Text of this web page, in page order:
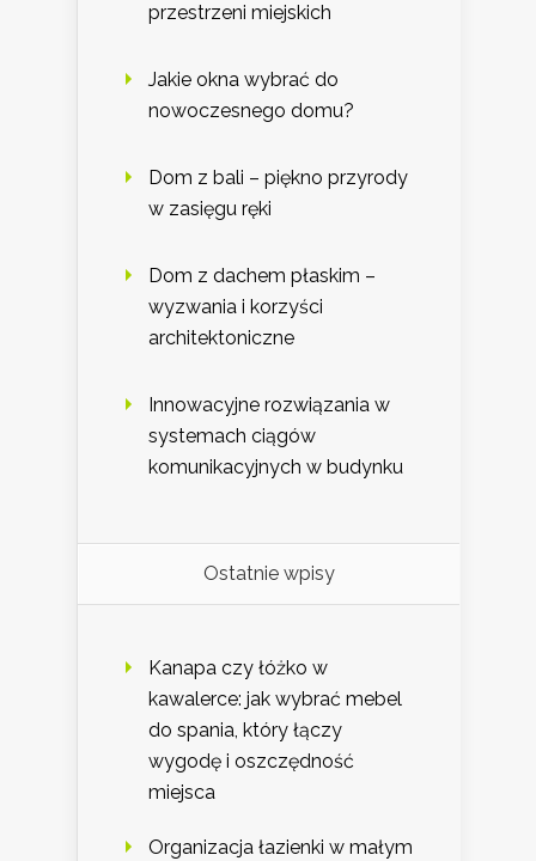
przestrzeni miejskich
Jakie okna wybrać do
nowoczesnego domu?
Dom z bali – piękno przyrody
w zasięgu ręki
Dom z dachem płaskim –
wyzwania i korzyści
architektoniczne
Innowacyjne rozwiązania w
systemach ciągów
komunikacyjnych w budynku
Ostatnie wpisy
Kanapa czy łóżko w
kawalerce: jak wybrać mebel
do spania, który łączy
wygodę i oszczędność
miejsca
Organizacja łazienki w małym